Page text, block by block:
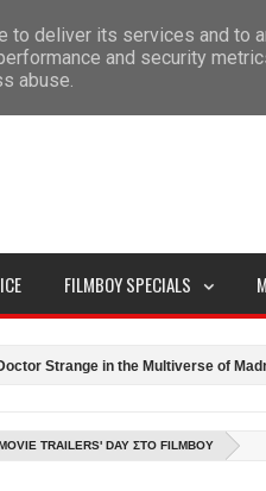
SITEMAP
FILMBOY SPECIALS
in the Multiverse of Madness
TRAILERS' DAY ΣΤΟ FILMBOY
deliver its services and to
and security
abuse.